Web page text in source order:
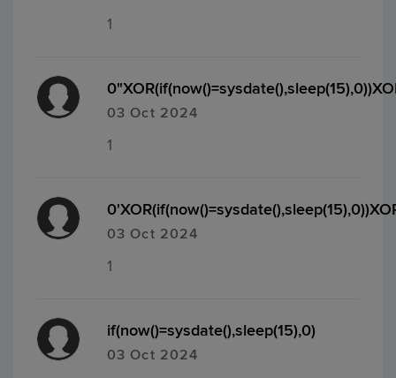
1
03 Oct 2024
1
03 Oct 2024
1
if(now()=sysdate(),sleep(15),0)
03 Oct 2024